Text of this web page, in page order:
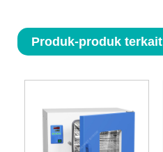
Produk-produk terkait